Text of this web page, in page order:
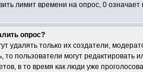
лимит времени на опрос, 0
опрос?
удалять только их создатели,
то пользователи могут
в то время как люди уже